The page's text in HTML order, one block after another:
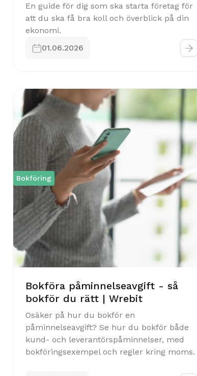
En guide för dig som ska starta företag för
att du ska få bra koll och överblick på din
ekonomi.
01.06.2026 
Bokföring
Bokföra påminnelseavgift - så
bokför du rätt | Wrebit
Osäker på hur du bokför en
påminnelseavgift? Se hur du bokför både
kund- och leverantörspåminnelser, med
bokföringsexempel och regler kring moms.